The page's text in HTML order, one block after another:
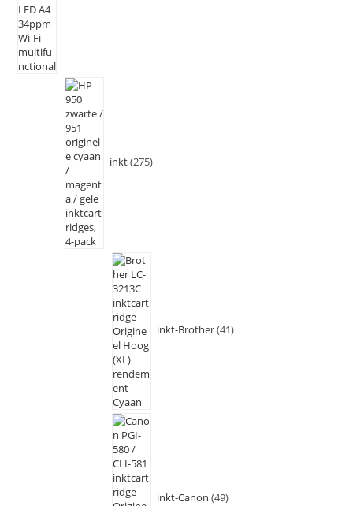
inkt 275
inkt-Brother 41
inkt-Canon 49